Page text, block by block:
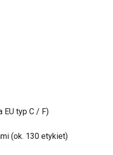
EU typ C / F)
(ok. 130 etykiet)